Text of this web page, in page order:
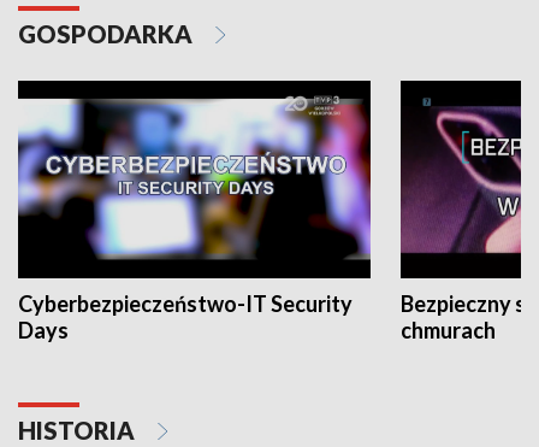
GOSPODARKA
Cyberbezpieczeństwo-IT Security
Days
Bezpieczny
chmurach
HISTORIA